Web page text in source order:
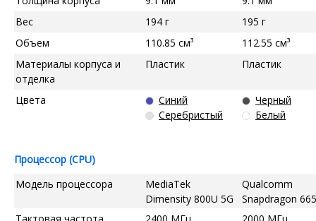
Вес
194 г
195 г
Объем
110.85 см³
112.55 см³
Материалы корпуса и
отделка
Пластик Пластик
Цвета
Синий
Серебристый
Черный
Белый
Процессор (CPU)
Модель процессора
MediaTek
Dimensity 800U 5G
Qualcomm
Snapdragon 665